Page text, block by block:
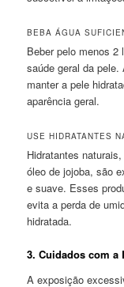
BEBA ÁGUA
Beber pelo menos 2
saúde geral da
manter a pele
aparência geral.
USE HIDRATANTES
Hidratantes
óleo de jojoba, são
e suave. Esses
evita a perda de
hidratada.
3.Cuidados com a
A exposição